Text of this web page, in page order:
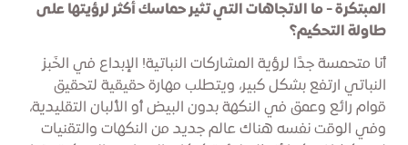
المبتكرة - ما الاتجاهات التي تثير حماسك أكثر لرؤيتها على
طاولة التحكيم؟
أنا متحمسة جدًا لرؤية المشاركات النباتية! الإبداع في الخَبز
النباتي ارتفع بشكل كبير، ويتطلب مهارة حقيقية لتحقيق
قوام رائع وعمق في النكهة بدون البيض أو الألبان التقليدية،
وفي الوقت نفسه هناك عالم جديد من النكهات والتقنيات